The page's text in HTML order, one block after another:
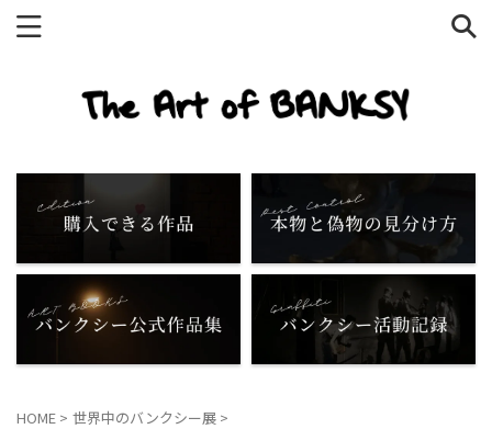
HOME > 世界中のバンクシー展 >